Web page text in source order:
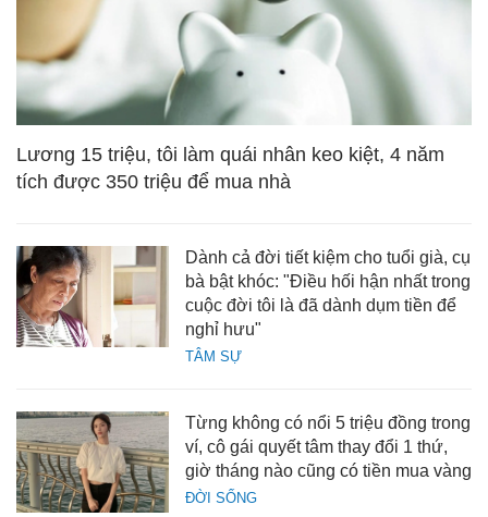
Lương 15 triệu, tôi làm quái nhân keo kiệt, 4 năm
tích được 350 triệu để mua nhà
TÂM SỰ
Dành cả đời tiết kiệm cho tuổi già, cụ
bà bật khóc: "Điều hối hận nhất trong
cuộc đời tôi là đã dành dụm tiền để
nghỉ hưu"
ĐỜI SỐNG
Từng không có nổi 5 triệu đồng trong
ví, cô gái quyết tâm thay đổi 1 thứ,
giờ tháng nào cũng có tiền mua vàng